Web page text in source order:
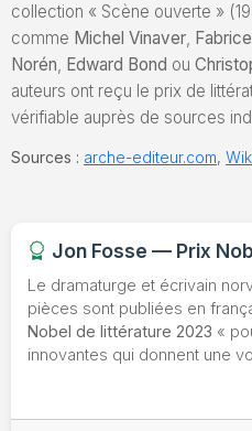
collection « Scène ouverte »
comme Michel Vinaver,
Norén, Edward Bond ou
auteurs ont reçu le prix de
vérifiable auprès de sources
Sources : arche-editeur.com,
Jon Fosse — Prix
Le dramaturge et écrivain
pièces sont publiées en
Nobel de littérature 2023 «
innovantes qui donnent une